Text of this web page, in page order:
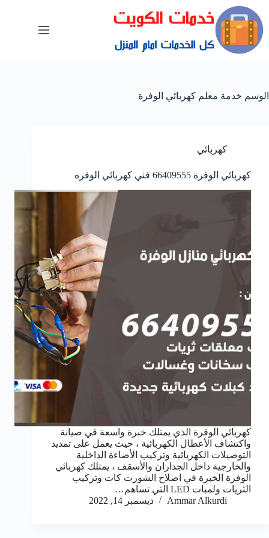
الوسم خدمة معلم كهربائي الوفرة
كهربائي
كهربائي الوفرة 66409555 فني كهربائي الوفره
كهربائي الوفرة الذي يمتلك خبرة واسعة في صيانة
واكتشاف الأعطال الكهربائية ، حيث يعمل على تمديد
التوصيلات الكهربائية وتركيب الأضاءة الداخلية
والخارجية داخل الجداران والأسقف ، يمتلك كهربائي
الوفرة الخبرة في اصلاح الشورت كات وتركيب
الثريات ولمبات LED التي تساهم…
Ammar Alkurdi
ديسمبر 14, 2022